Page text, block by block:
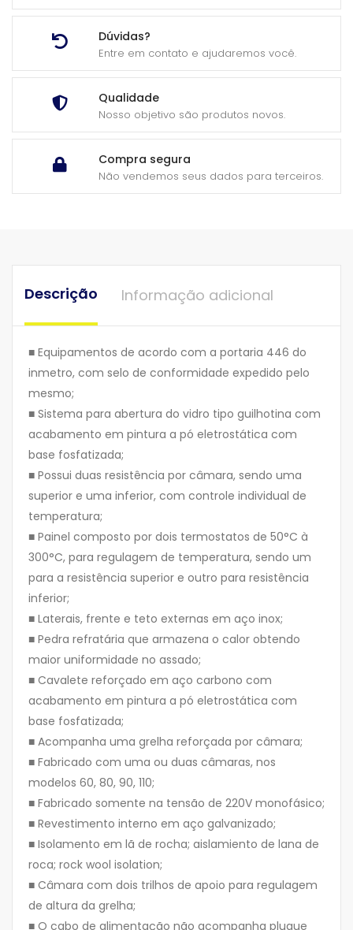
Dúvidas?
Entre em contato e ajudaremos você.
Qualidade
Nosso objetivo são produtos novos.
Compra segura
Não vendemos seus dados para terceiros.
Descrição Informação adicional
■ Equipamentos de acordo com a portaria 446 do
inmetro, com selo de conformidade expedido pelo
mesmo;
■ Sistema para abertura do vidro tipo guilhotina com
acabamento em pintura a pó eletrostática com
base fosfatizada;
■ Possui duas resistência por câmara, sendo uma
superior e uma inferior, com controle individual de
temperatura;
■ Painel composto por dois termostatos de 50°C à
300°C, para regulagem de temperatura, sendo um
para a resistência superior e outro para resistência
inferior;
■ Laterais, frente e teto externas em aço inox;
■ Pedra refratária que armazena o calor obtendo
maior uniformidade no assado;
■ Cavalete reforçado em aço carbono com
acabamento em pintura a pó eletrostática com
base fosfatizada;
■ Acompanha uma grelha reforçada por câmara;
■ Fabricado com uma ou duas câmaras, nos
modelos 60, 80, 90, 110;
■ Fabricado somente na tensão de 220V monofásico;
■ Revestimento interno em aço galvanizado;
■ Isolamento em lã de rocha; aislamiento de lana de
roca; rock wool isolation;
■ Câmara com dois trilhos de apoio para regulagem
de altura da grelha;
■ O cabo de alimentação não acompanha plugue